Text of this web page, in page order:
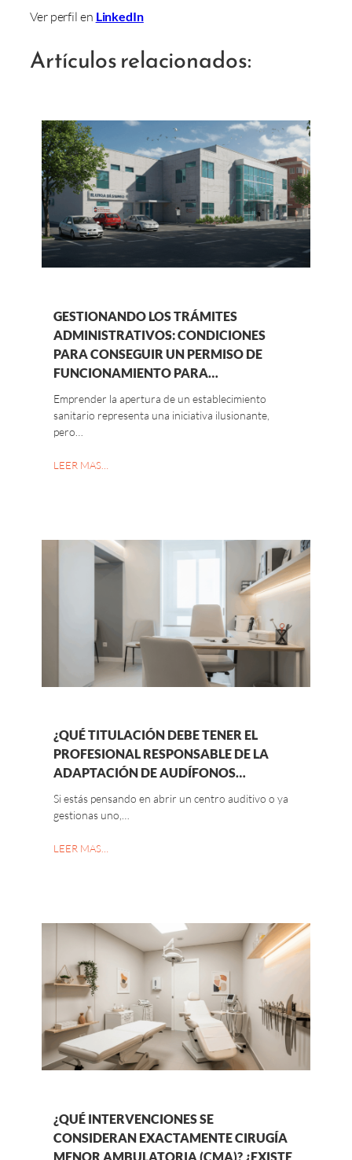
Ver perfil en LinkedIn
Artículos relacionados:
GESTIONANDO LOS TRÁMITES
ADMINISTRATIVOS: CONDICIONES
PARA CONSEGUIR UN PERMISO DE
FUNCIONAMIENTO PARA…
Emprender la apertura de un establecimiento
sanitario representa una iniciativa ilusionante,
pero…
LEER MAS…
¿QUÉ TITULACIÓN DEBE TENER EL
PROFESIONAL RESPONSABLE DE LA
ADAPTACIÓN DE AUDÍFONOS…
Si estás pensando en abrir un centro auditivo o ya
gestionas uno,…
LEER MAS…
¿QUÉ INTERVENCIONES SE
CONSIDERAN EXACTAMENTE CIRUGÍA
MENOR AMBULATORIA (CMA)? ¿EXISTE